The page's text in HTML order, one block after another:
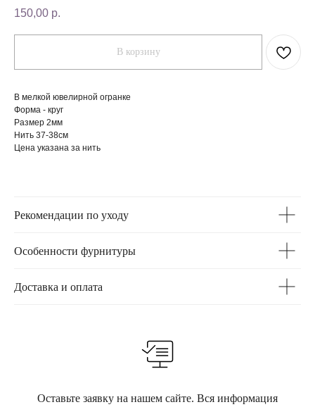
150,00 р.
В корзину
В мелкой ювелирной огранке
Форма - круг
Размер 2мм
Нить 37-38см
Цена указана за нить
Рекомендации по уходу
Особенности фурнитуры
Доставка и оплата
Оставьте заявку на нашем сайте. Вся информация